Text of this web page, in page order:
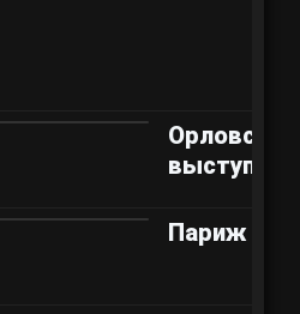
Орловский
выступ
Париж